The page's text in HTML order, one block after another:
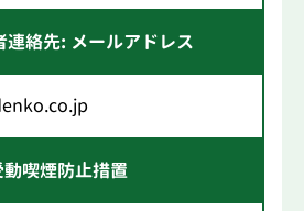
連絡先: メールアドレス
動喫煙防止措置